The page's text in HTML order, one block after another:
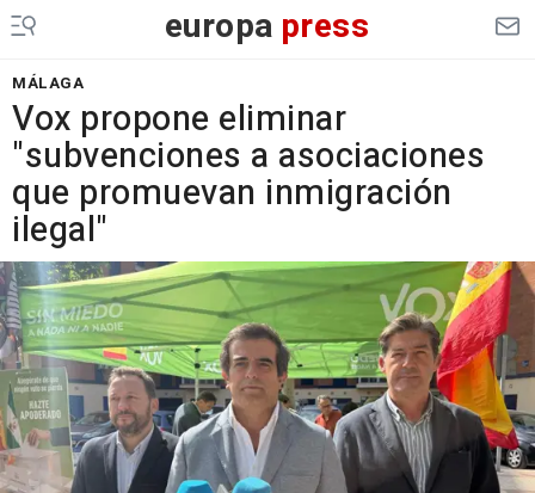
europa press
MÁLAGA
Vox propone eliminar
"subvenciones a asociaciones
que promuevan inmigración
ilegal"